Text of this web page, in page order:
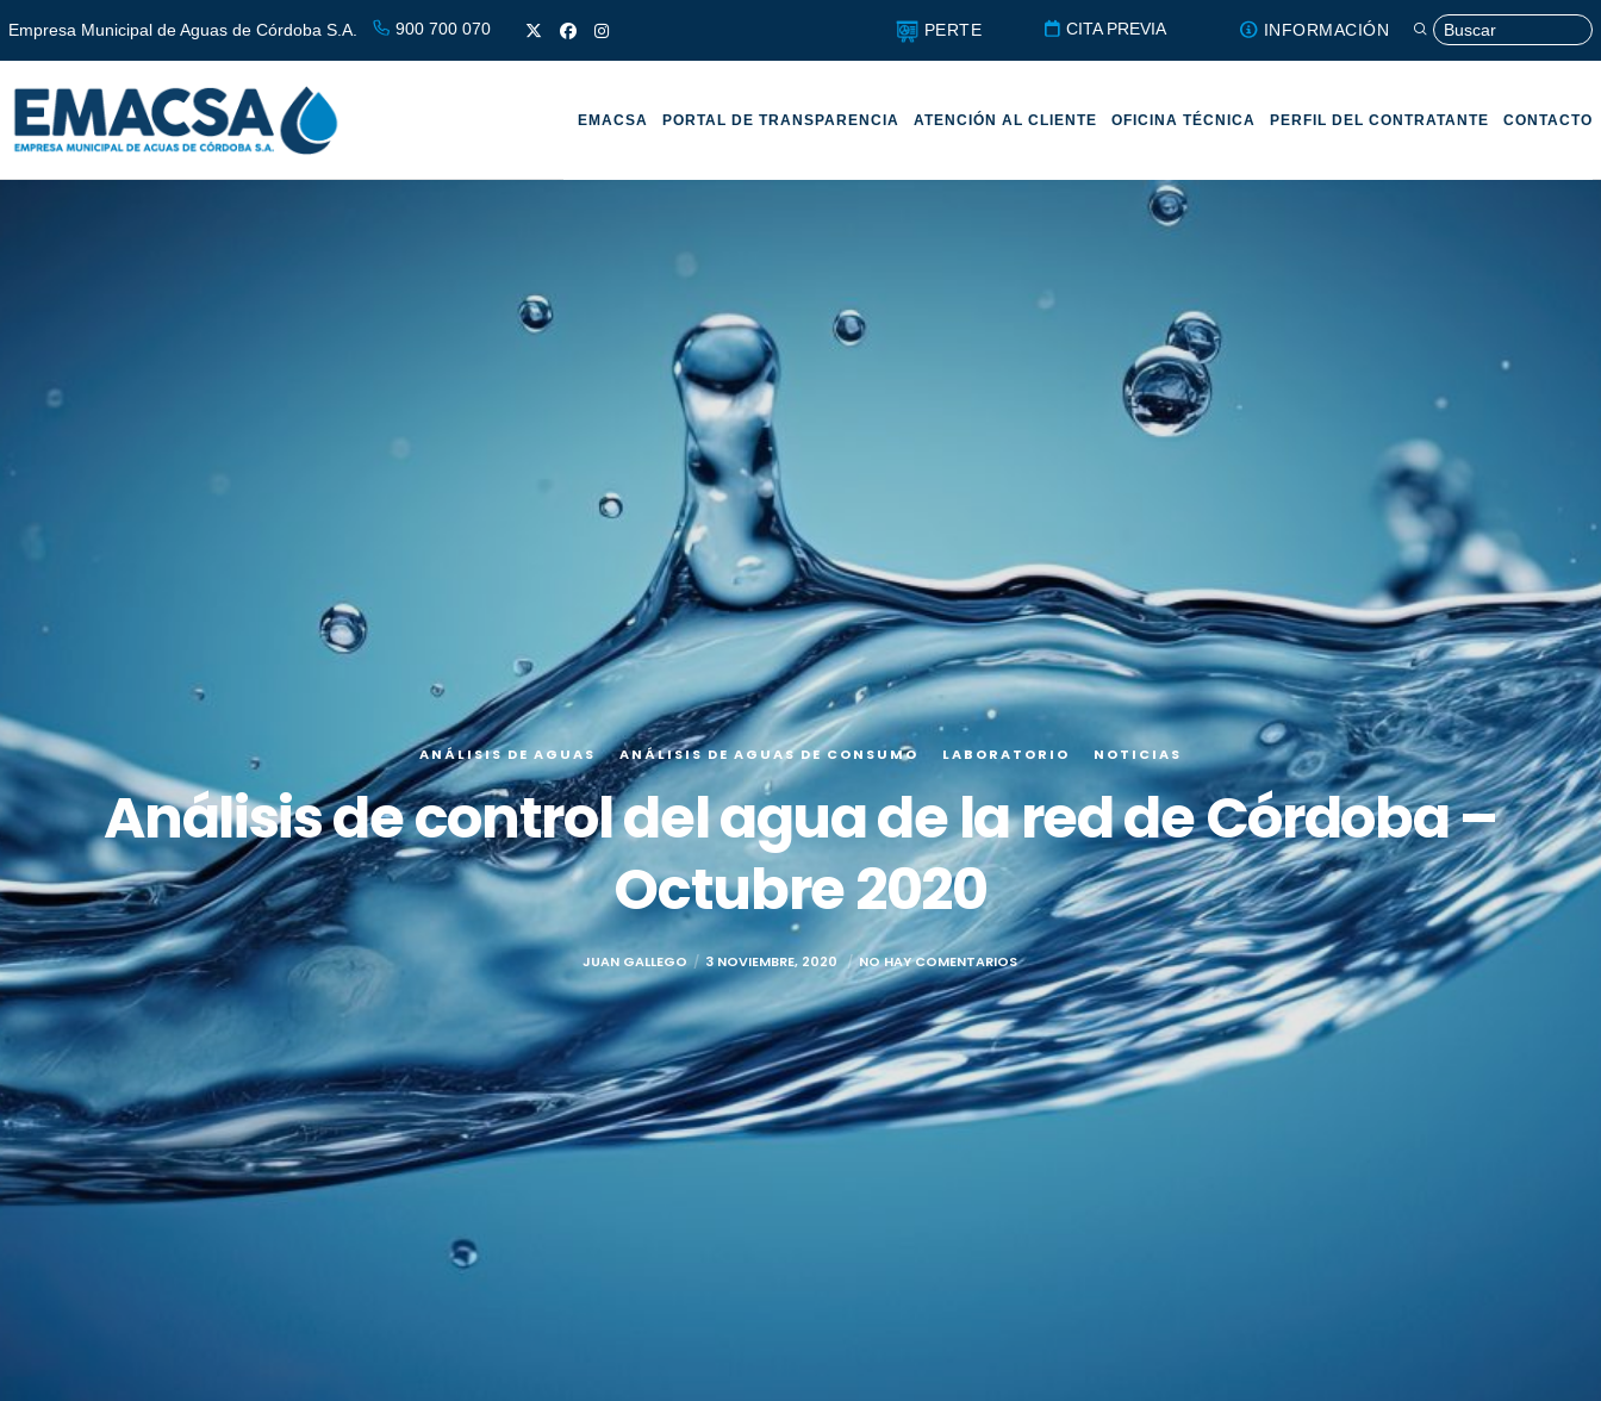
Empresa Municipal de Aguas de Córdoba S.A. 900 700 070 PERTE CITA PREVIA INFORMACIÓN
EMACSA PORTAL DE TRANSPARENCIA ATENCIÓN AL CLIENTE OFICINA TÉCNICA PERFIL DEL CONTRATANTE CONTACTO
ANÁLISIS DE AGUAS ANÁLISIS DE AGUAS DE CONSUMO LABORATORIO NOTICIAS
Análisis de control del agua de la red de Córdoba –
Octubre 2020
JUAN GALLEGO 3 NOVIEMBRE, 2020 NO HAY COMENTARIOS